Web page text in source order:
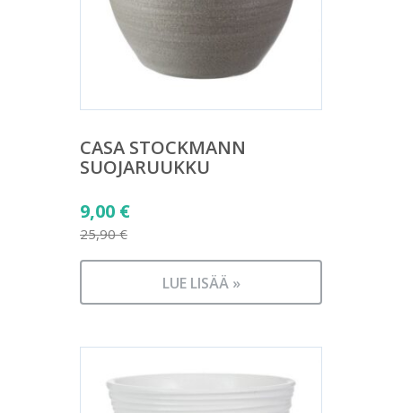
CASA STOCKMANN
SUOJARUUKKU
25,90€
Alkuperäinen
hinta
oli:
9,00 €
Nykyinen
on:
LUE LISÄÄ »